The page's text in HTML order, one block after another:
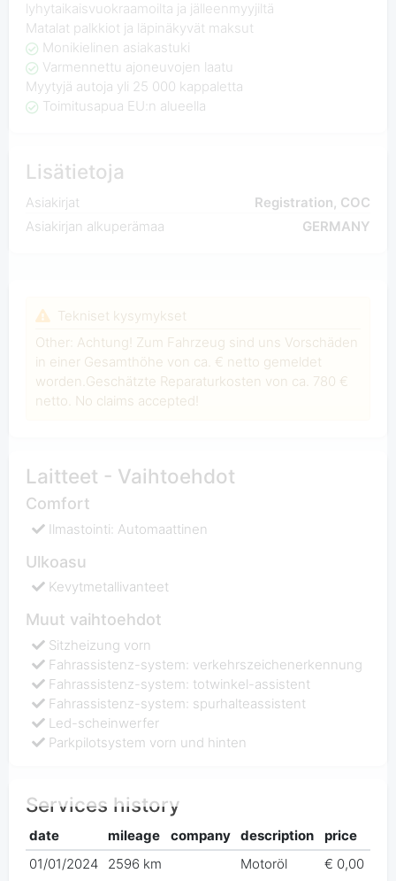
lyhytaikaisvuokraamoilta ja jälleenmyyjiltä
Matalat palkkiot ja läpinäkyvät maksut
Monikielinen asiakastuki
Varmennettu ajoneuvojen laatu
Myytyjä autoja yli 25 000 kappaletta
Toimitusapua EU:n alueella
Lisätietoja
Asiakirjat
Registration, COC
Asiakirjan alkuperämaa
GERMANY
Tekniset kysymykset
Other: Achtung! Zum Fahrzeug sind uns Vorschäden
in einer Gesamthöhe von ca. € netto gemeldet
worden.Geschätzte Reparaturkosten von ca. 780 €
netto. No claims accepted!
Laitteet - Vaihtoehdot
Comfort
Ilmastointi: Automaattinen
Ulkoasu
Kevytmetallivanteet
Muut vaihtoehdot
Sitzheizung vorn
Fahrassistenz-system: verkehrszeichenerkennung
Fahrassistenz-system: totwinkel-assistent
Fahrassistenz-system: spurhalteassistent
Led-scheinwerfer
Parkpilotsystem vorn und hinten
Services history
date mileage company description
price
01/01/2024
2596 km Motoröl
€ 0,00